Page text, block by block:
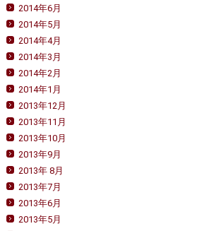
2014年6月
2014年5月
2014年4月
2014年3月
2014年2月
2014年1月
2013年12月
2013年11月
2013年10月
2013年9月
2013年 8月
2013年7月
2013年6月
2013年5月